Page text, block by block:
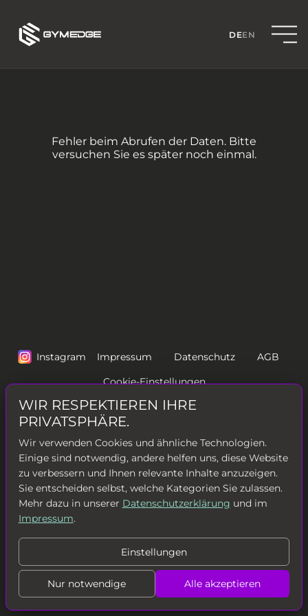
DEEN
Fehler beim Abrufen der Daten. Bitte
versuchen Sie es später noch einmal.
Hamburger Allee 140D, 19063 Schwerin
+49 385 39926696
schwerin@gymedge.de
+49 172 9150669
Instagram Impressum Datenschutz
AGB
Cookie-Einstellungen
Vertrag widerrufen Vertrag kündigen
GYMEDGE — POWERED BY PROGRESS. DRIVEN BY YOU.
Copyright © GymEdge GmbH
WIR RESPEKTIEREN IHRE
PRIVATSPHÄRE.
Wir verwenden Cookies und ähnliche Technologien.
Einige sind notwendig, andere helfen uns, diese Website
zu verbessern und Ihnen relevante Inhalte anzuzeigen.
Sie entscheiden selbst, welche Kategorien Sie zulassen.
Mehr dazu in unserer Datenschutzerklärung und im
Impressum.
Einstellungen
Nur notwendige Alle akzeptieren